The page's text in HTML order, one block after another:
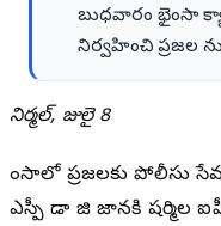
బుధవారం భైంసా
నిర్వహించి ప్రజల
నిర్మల్, జులై 8
భైంసాలో ప్రజలకు పోలీసు
ఎస్పీ డా జి జానకి షర్మిల